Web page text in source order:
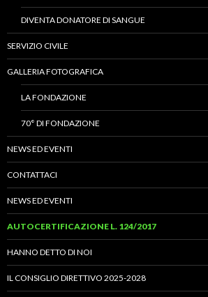
DIVENTA DONATORE DI SANGUE
SERVIZIO CIVILE
GALLERIA FOTOGRAFICA
LA FONDAZIONE
70° DI FONDAZIONE
NEWS ED EVENTI
CONTATTACI
NEWS ED EVENTI
AUTOCERTIFICAZIONE L. 124/2017
HANNO DETTO DI NOI
IL CONSIGLIO DIRETTIVO 2025-2028